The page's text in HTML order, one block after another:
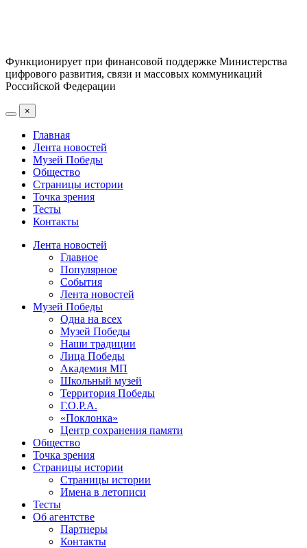
Функционирует при финансовой поддержке Министерства
цифрового развития, связи и массовых коммуникаций
Российской Федерации
×
Главная
Лента новостей
Музей Победы
Общество
Страницы истории
Точка зрения
Тесты
Контакты
Лента новостей
Главное
Популярное
События
Лента новостей
Музей Победы
Одна на всех
Музей Победы
Наши традиции
Лица Победы
Академия МП
Школьный музей
Территория Победы
Г.О.Р.А.
«Поклонка»
Центр сохранения памяти
Общество
Точка зрения
Страницы истории
Страницы истории
Имена в летописи
Тесты
Об агентстве
Партнеры
Контакты